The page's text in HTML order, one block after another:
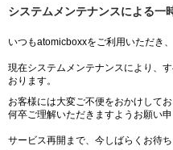
システムメンテナンスによる一
いつもatomicboxxをご利用いただき
現在システムメンテナンスにより、
おります。
お客様には大変ご不便をおかけしてお
何卒ご理解いただきますようお願い申
サービス再開まで、今しばらくお待ち